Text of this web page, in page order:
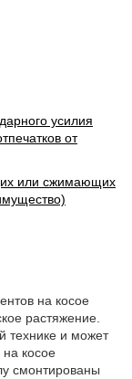
усилия
от
или сжимающих
на косое
растяжение.
технике и может
косое
смонтированы